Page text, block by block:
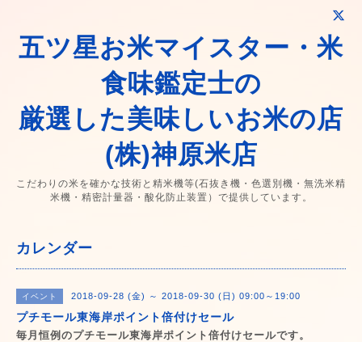
五ツ星お米マイスター・米
食味鑑定士の
厳選した美味しいお米の店
(株)神原米店
こだわりの米を確かな技術と精米機等(石抜き機・色選別機・無洗米精
米機・精密計量器・酸化防止装置）で提供しています。
カレンダー
イベント 2018-09-28 (金) ～ 2018-09-30 (日) 09:00～19:00
プチモール東海岸ポイント倍付けセール
毎月恒例のプチモール東海岸ポイント倍付けセールです。